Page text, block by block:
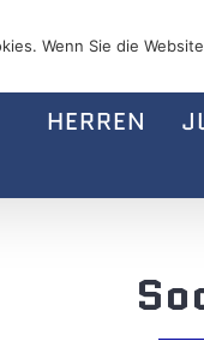
HERREN
Wenn Sie die